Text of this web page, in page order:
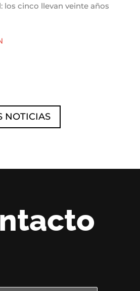
los cinco llevan veinte años
NOTICIAS